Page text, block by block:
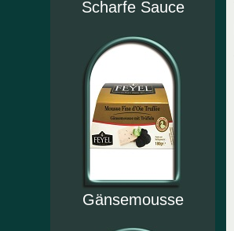
Scharfe Sauce
Gänsemousse